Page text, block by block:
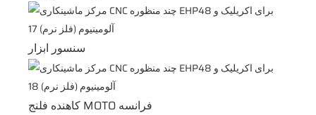
سنسور ابزار
کاهنده فلنج MOTO فرانسه